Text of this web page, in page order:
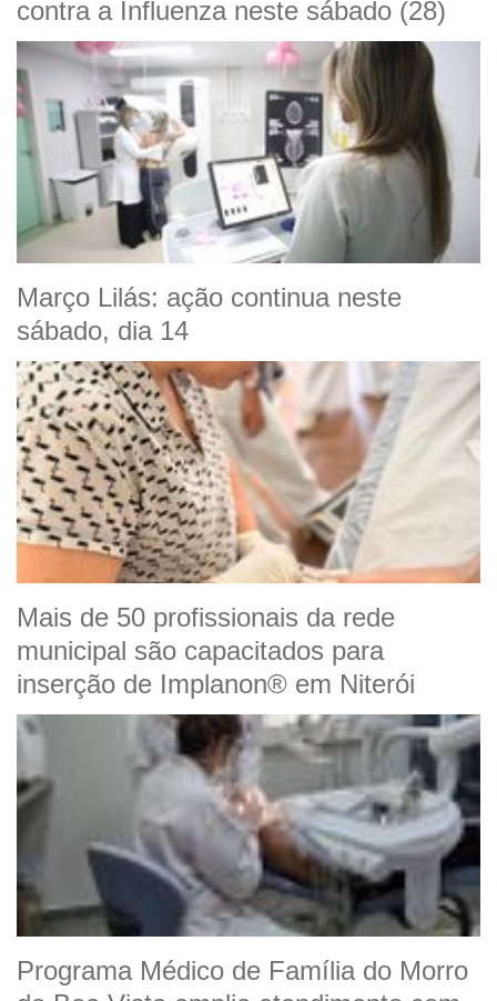
contra a Influenza neste sábado (28)
Março Lilás: ação continua neste
sábado, dia 14
Mais de 50 profissionais da rede
municipal são capacitados para
inserção de Implanon® em Niterói
Programa Médico de Família do Morro